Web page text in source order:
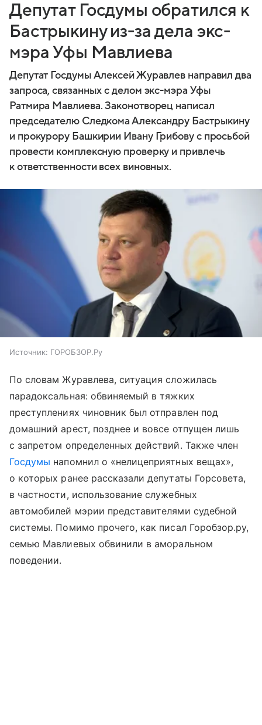
Депутат Госдумы обратился к
Бастрыкину из-за дела экс-
мэра Уфы Мавлиева
Депутат Госдумы Алексей Журавлев направил два
запроса, связанных с делом экс-мэра Уфы
Ратмира Мавлиева. Законотворец написал
председателю Следкома Александру Бастрыкину
и прокурору Башкирии Ивану Грибову с просьбой
провести комплексную проверку и привлечь
к ответственности всех виновных.
Источник: ГОРОБЗОР.Ру
По словам Журавлева, ситуация сложилась
парадоксальная: обвиняемый в тяжких
преступлениях чиновник был отправлен под
домашний арест, позднее и вовсе отпущен лишь
с запретом определенных действий. Также член
Госдумы напомнил о «нелицеприятных вещах»,
о которых ранее рассказали депутаты Горсовета,
в частности, использование служебных
автомобилей мэрии представителями судебной
системы. Помимо прочего, как писал Горобзор.ру,
семью Мавлиевых обвинили в аморальном
поведении.